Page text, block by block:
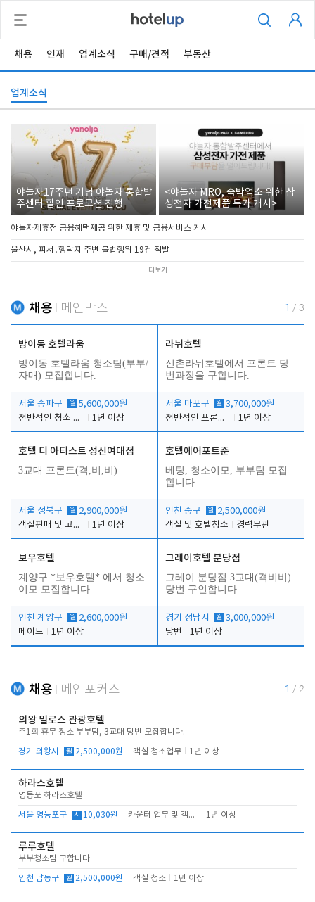
채용 인재 업계소식 구매/견적 부동산
업계소식
야놀자17주년 기념 야놀자 통합발
주센터 할인 프로모션 진행
<야놀자 MRO, 숙박업소 위한 삼
성전자 가전제품 특가 개시>
야놀자제휴점 금융혜택제공 위한 제휴 및 금융서비스 게시
울산시, 피서․행락지 주변 불법행위 19건 적발
더보기
채용 메인박스 1 / 3
방이동 호텔라움
방이동 호텔라움 청소팀(부부/
자매) 모집합니다.
서울 송파구 월 5,600,000원
전반적인 청소 업무(객실청소.객실정리)
1년 이상
라뉘호텔
신촌라뉘호텔에서 프론트 당
번과장을 구합니다.
서울 마포구 월 3,700,000원
전반적인 프론트 당번업무
1년 이상
호텔 디 아티스트 성신여대점
3교대 프론트(격,비,비)
서울 성북구 월 2,900,000원
객실판매 및 고객응대
1년 이상
호텔에어포트준
베팅, 청소이모, 부부팀 모집
합니다.
인천 중구 월 2,500,000원
객실 및 호텔청소
경력무관
보우호텔
계양구 *보우호텔* 에서 청소
이모 모집합니다.
인천 계양구 월 2,600,000원
메이드
1년 이상
그레이호텔 분당점
그레이 분당점 3교대(격비비)
당번 구인합니다.
경기 성남시 월 3,000,000원
당번
1년 이상
채용 메인포커스 1 / 2
의왕 밀로스 관광호텔
주1회 휴무 청소 부부팀, 3교대 당번 모집합니다.
경기 의왕시 월 2,500,000원 객실 청소업무 1년 이상
하라스호텔
영등포 하라스호텔
서울 영등포구 시 10,030원 카운터 업무 및 객실관리(청소상태 확인, 객실판매) 1년 이상
루루호텔
부부청소팀 구합니다
인천 남동구 월 2,500,000원 객실 청소 1년 이상